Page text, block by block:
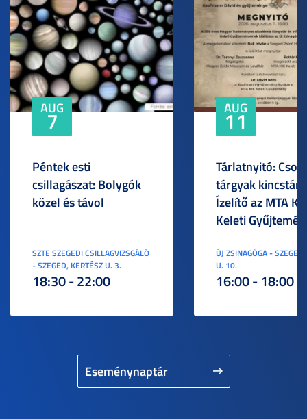
Eseménynaptár
AUG
7
Péntek esti
csillagászat: Bolygók
közel és távol
SZTE SZEGEDI CSILLAGVIZSGÁLÓ
- SZEGED, KERTÉSZ U. 3.
18:30 - 22:00
AUG
11
Tárlatnyitó:
tárgyak
Ízelítő az MTA
Keleti
ÚJ ZSINAGÓGA -
U. 10.
16:00 - 18:00